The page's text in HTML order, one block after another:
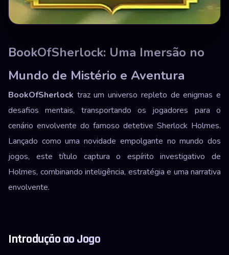
BookOfSherlock: Uma Imersão no
Mundo de Mistério e Aventura
BookOfSherlock traz um universo repleto de enigmas e
desafios mentais, transportando os jogadores para o
cenário envolvente do famoso detetive Sherlock Holmes.
Lançado como uma novidade empolgante no mundo dos
jogos, este título captura o espírito investigativo de
Holmes, combinando inteligência, estratégia e uma narrativa
envolvente.
Introdução ao Jogo